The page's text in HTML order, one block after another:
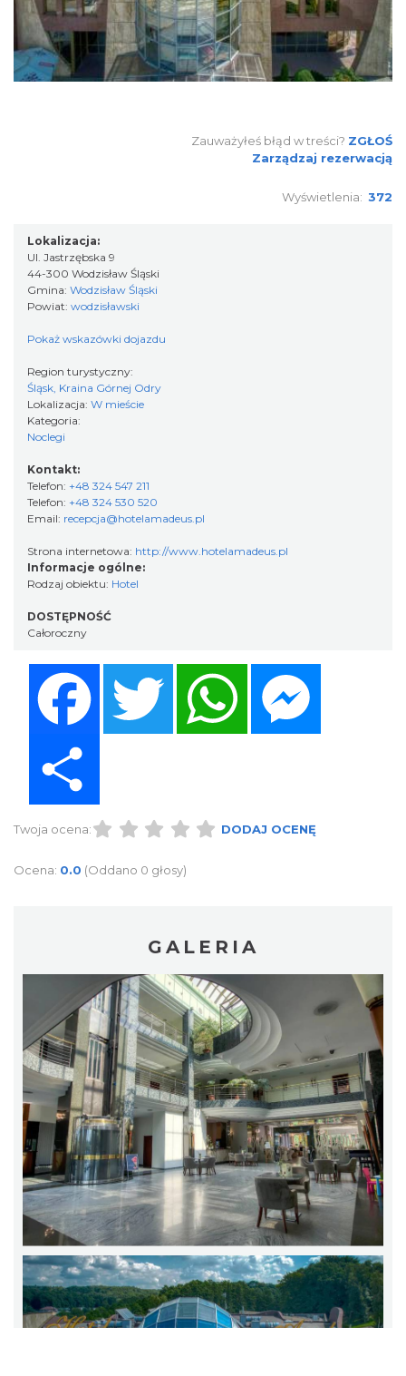
Zauważyłeś błąd w treści? ZGŁOŚ
Zarządzaj rezerwacją
Wyświetlenia: 372
Lokalizacja:
Ul. Jastrzębska 9
44-300 Wodzisław Śląski
Gmina: Wodzisław Śląski
Powiat: wodzisławski
Pokaż wskazówki dojazdu
Region turystyczny:
Śląsk, Kraina Górnej Odry
Lokalizacja: W mieście
Kategoria:
Noclegi
Kontakt:
Telefon: +48 324 547 211
Telefon: +48 324 530 520
Email: recepcja@hotelamadeus.pl
Strona internetowa: http://www.hotelamadeus.pl
Informacje ogólne:
Rodzaj obiektu: Hotel
DOSTĘPNOŚĆ
Całoroczny
Twitter
Twoja ocena: DODAJ OCENĘ
Ocena: 0.0 (Oddano 0 głosy)
GALERIA